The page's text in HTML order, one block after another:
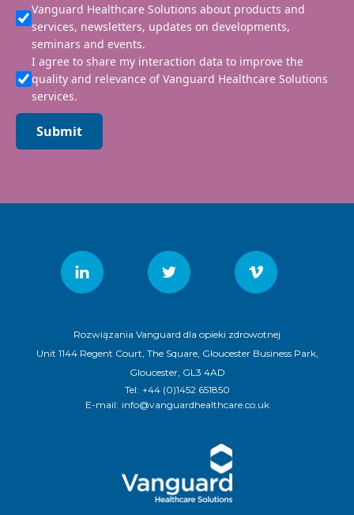
Vanguard Healthcare Solutions about products and
services, newsletters, updates on developments,
seminars and events.
I agree to share my interaction data to improve the
quality and relevance of Vanguard Healthcare Solutions
services.
Submit
Rozwiązania Vanguard dla opieki zdrowotnej
Unit 1144 Regent Court, The Square, Gloucester Business Park,
Gloucester, GL3 4AD
Tel: +44 (0)1452 651850
E-mail: info@vanguardhealthcare.co.uk